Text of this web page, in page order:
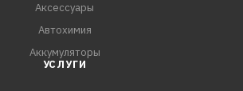
Аксессуары
Автохимия
Аккумуляторы
УСЛУГИ